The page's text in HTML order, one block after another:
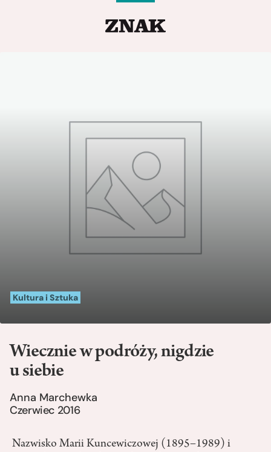
Kultura i Sztuka
Wiecznie w podróży, nigdzie
u siebie
Anna Marchewka
Czerwiec 2016
Nazwisko Marii Kuncewiczowej (1895–1989) i